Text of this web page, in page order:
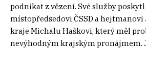
podnikat z vězení. Své služby
místopředsedovi ČSSD a
kraje Michalu Haškovi, který měl
nevýhodným krajským pronájmem.